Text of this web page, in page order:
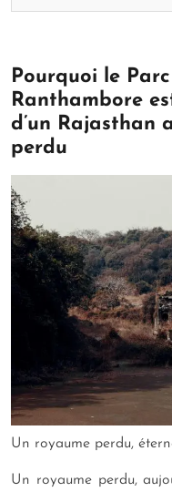
Pourquoi le
Ranthambore
d’un Rajasthan
perdu
Un royaume perdu,
Un royaume perdu,